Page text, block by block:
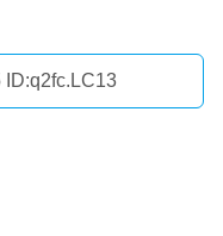
ID:q2fc.LC13